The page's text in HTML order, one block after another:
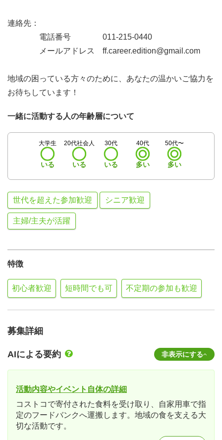
連絡先：
電話番号 011-215-0440
メールアドレス ff.career.edition@gmail.com
地域の困っている方々のために、あなたの温かいご協力を
お待ちしています！
一緒に活動する人の年齢層について
大学生
いる
20代社会人
いる
30代
いる
40代
多い
50代〜
多い
世代を超えた参加歓迎 シニア歓迎
主婦/主夫が活躍
特徴
初心者歓迎 短時間でも可 不定期の参加も歓迎
募集詳細
AIによる要約 非表示にする
活動内容やイベント自体の詳細
コストコで寄付された食料を受け取り、自家用車で指
定のフードバンクへ運搬します。地域の食を支える大
切な活動です。